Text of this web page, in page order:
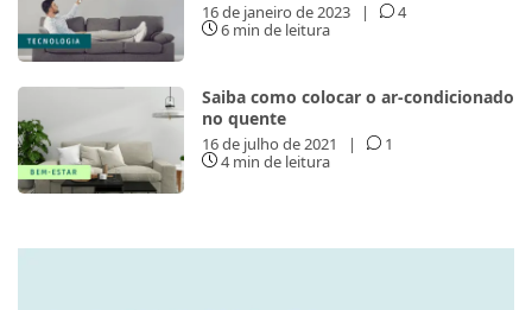
16 de janeiro de 2023 |
4
6 min de leitura
Saiba como colocar o ar-condicionado
no quente
16 de julho de 2021 |
1
4 min de leitura